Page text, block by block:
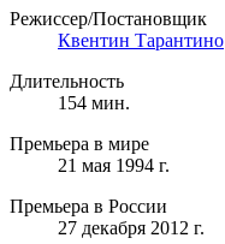
Режиссер/Постановщик
Квентин Тарантино
Длительность
154 мин.
Премьера в мире
21 мая 1994 г.
Премьера в России
27 декабря 2012 г.